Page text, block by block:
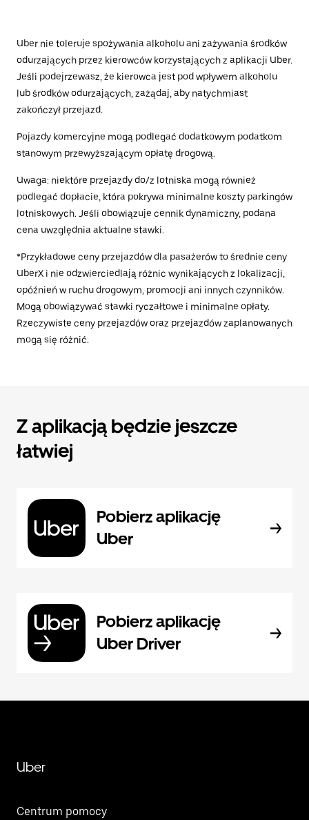
Uber nie toleruje spożywania alkoholu ani zażywania środków
odurzających przez kierowców korzystających z aplikacji Uber.
Jeśli podejrzewasz, że kierowca jest pod wpływem alkoholu
lub środków odurzających, zażądaj, aby natychmiast
zakończył przejazd.
Pojazdy komercyjne mogą podlegać dodatkowym podatkom
stanowym przewyższającym opłatę drogową.
Uwaga: niektóre przejazdy do/z lotniska mogą również
podlegać dopłacie, która pokrywa minimalne koszty parkingów
lotniskowych. Jeśli obowiązuje cennik dynamiczny, podana
cena uwzględnia aktualne stawki.
*Przykładowe ceny przejazdów dla pasażerów to średnie ceny
UberX i nie odzwierciedlają różnic wynikających z lokalizacji,
opóźnień w ruchu drogowym, promocji ani innych czynników.
Mogą obowiązywać stawki ryczałtowe i minimalne opłaty.
Rzeczywiste ceny przejazdów oraz przejazdów zaplanowanych
mogą się różnić.
Z aplikacją będzie jeszcze
łatwiej
Pobierz aplikację
Uber
Pobierz aplikację
Uber Driver
Uber
Centrum pomocy